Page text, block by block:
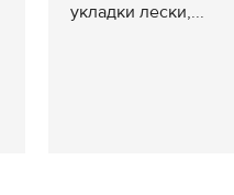
укладки лески,...